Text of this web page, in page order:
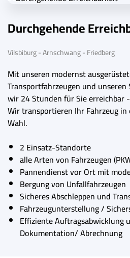
Durchgehende
Vilsbiburg - Arnschwang - Friedberg
Mit unseren modernst
Transportfahrzeugen und
wir 24 Stunden für Sie erreichbar
Wir transportieren Ihr Fahrzeug
Wahl.
2 Einsatz-Standorte
alle Arten von Fahrzeugen
Pannendienst vor Ort mit
Bergung von Unfallfahrzeugen
Sicheres Abschleppen und
Fahrzeugunterstellung /
Effiziente Auftragsabwicklung
Dokumentation/ Abrechnung